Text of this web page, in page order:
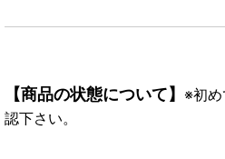
【商品の状態について】 ※初め
認下さい。